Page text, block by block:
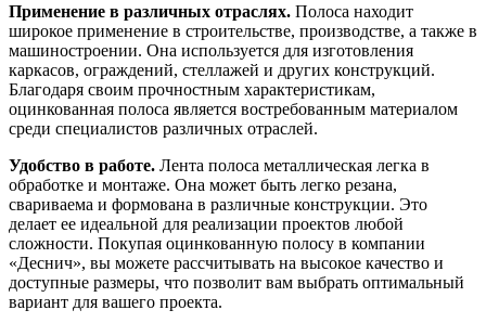
Применение в различных отраслях. Полоса находит
широкое применение в строительстве, производстве, а также в
машиностроении. Она используется для изготовления
каркасов, ограждений, стеллажей и других конструкций.
Благодаря своим прочностным характеристикам,
оцинкованная полоса является востребованным материалом
среди специалистов различных отраслей.
Удобство в работе. Лента полоса металлическая легка в
обработке и монтаже. Она может быть легко резана,
свариваема и формована в различные конструкции. Это
делает ее идеальной для реализации проектов любой
сложности. Покупая оцинкованную полосу в компании
«Деснич», вы можете рассчитывать на высокое качество и
доступные размеры, что позволит вам выбрать оптимальный
вариант для вашего проекта.